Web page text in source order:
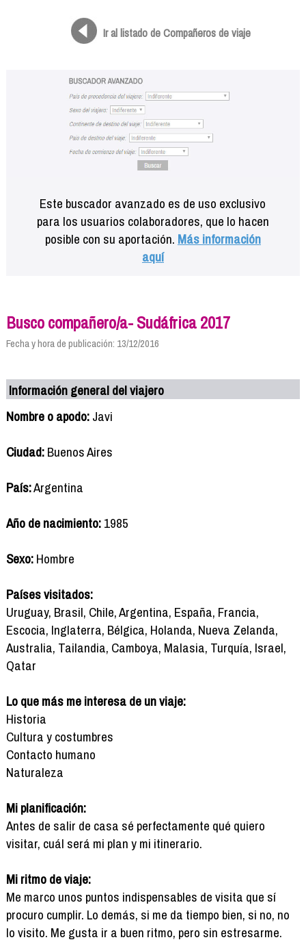
Ir al listado de Compañeros de viaje
Este buscador avanzado es de uso exclusivo
para los usuarios colaboradores, que lo hacen
posible con su aportación. Más información
aquí
Busco compañero/a- Sudáfrica 2017
Fecha y hora de publicación: 13/12/2016
Información general del viajero
Nombre o apodo:Javi
Ciudad:Buenos Aires
País:Argentina
Año de nacimiento:1985
Sexo:Hombre
Países visitados:
Uruguay, Brasil, Chile, Argentina, España, Francia,
Escocia, Inglaterra, Bélgica, Holanda, Nueva Zelanda,
Australia, Tailandia, Camboya, Malasia, Turquía, Israel,
Qatar
Lo que más me interesa de un viaje:
Historia
Cultura y costumbres
Contacto humano
Naturaleza
Mi planificación:
Antes de salir de casa sé perfectamente qué quiero
visitar, cuál será mi plan y mi itinerario.
Mi ritmo de viaje:
Me marco unos puntos indispensables de visita que sí
procuro cumplir. Lo demás, si me da tiempo bien, si no, no
lo visito. Me gusta ir a buen ritmo, pero sin estresarme.